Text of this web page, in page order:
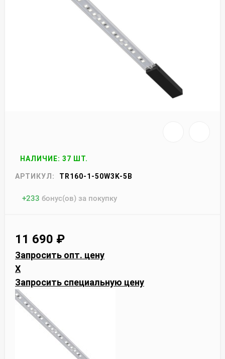
НАЛИЧИЕ: 37 ШТ.
АРТИКУЛ: TR160-1-50W3K-5B
+233 бонус(ов) за покупку
11 690 ₽
Запросить опт. цену
X
Запросить специальную цену